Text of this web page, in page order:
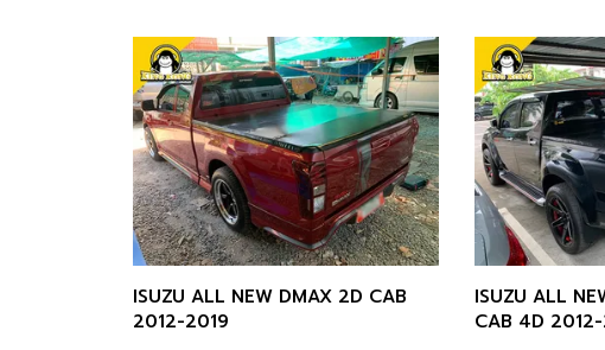
ISUZU ALL NEW DMAX 2D CAB
2012-2019
ISUZU ALL
CAB 4D